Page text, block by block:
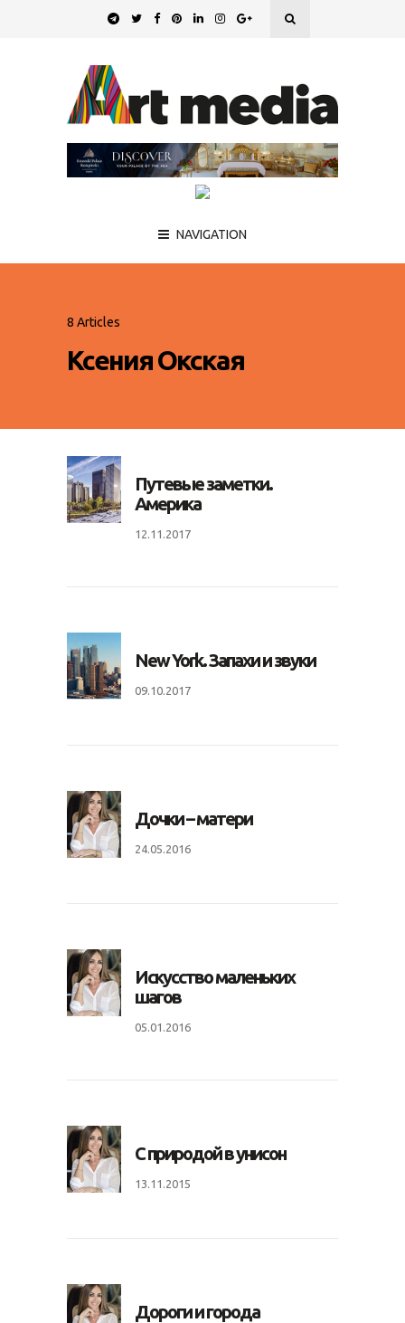
NAVIGATION
8 Articles
Ксения Окская
Путевые заметки.
Америка
12.11.2017
New York. Запахи и звуки
09.10.2017
Дочки – матери
24.05.2016
Искусство маленьких
шагов
05.01.2016
С природой в унисон
13.11.2015
Дороги и города